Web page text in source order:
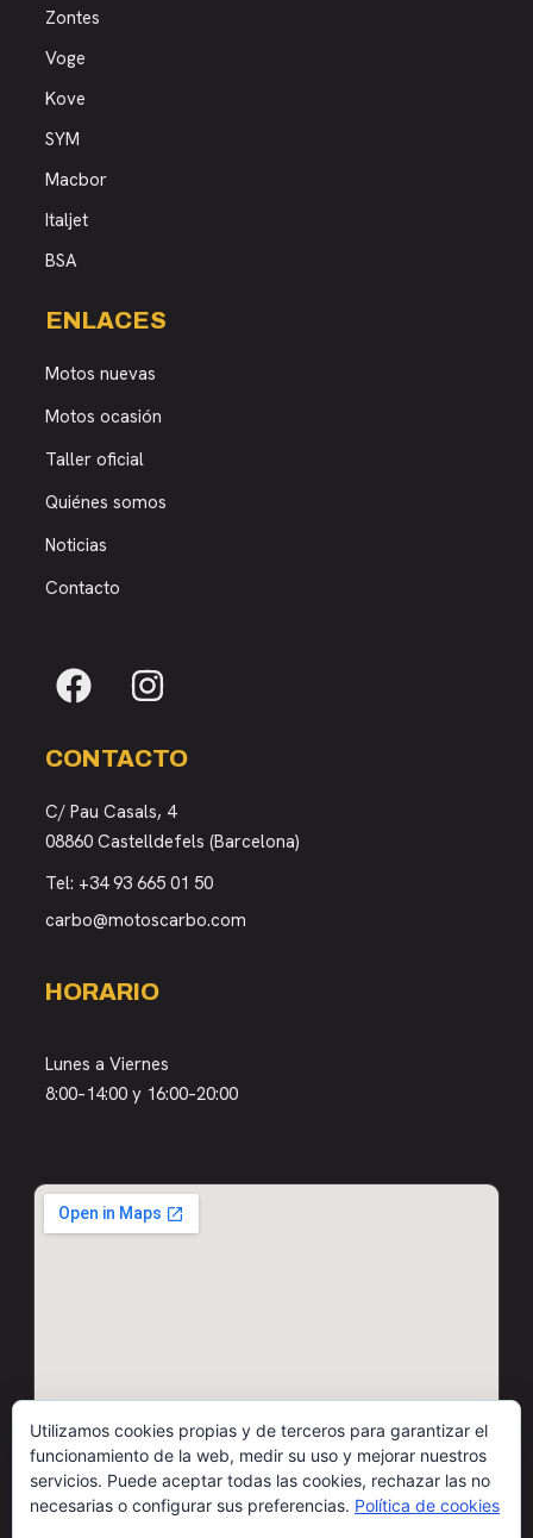
Zontes
Voge
Kove
SYM
Macbor
Italjet
BSA
ENLACES
Motos nuevas
Motos ocasión
Taller oficial
Quiénes somos
Noticias
Contacto
CONTACTO
C/ Pau Casals, 4
08860 Castelldefels (Barcelona)
Tel: +34 93 665 01 50
carbo@motoscarbo.com
HORARIO
Lunes a Viernes
8:00–14:00 y 16:00–20:00
Utilizamos cookies propias y de terceros para garantizar el
funcionamiento de la web, medir su uso y mejorar nuestros
servicios. Puede aceptar todas las cookies, rechazar las no
necesarias o configurar sus preferencias. Política de cookies